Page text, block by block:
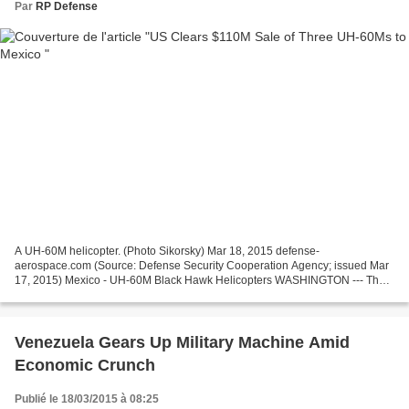
Par RP Defense
A UH-60M helicopter. (Photo Sikorsky) Mar 18, 2015 defense-
aerospace.com (Source: Defense Security Cooperation Agency; issued Mar
17, 2015) Mexico - UH-60M Black Hawk Helicopters WASHINGTON --- The
Venezuela Gears Up Military Machine Amid
Economic Crunch
Publié le 18/03/2015 à 08:25